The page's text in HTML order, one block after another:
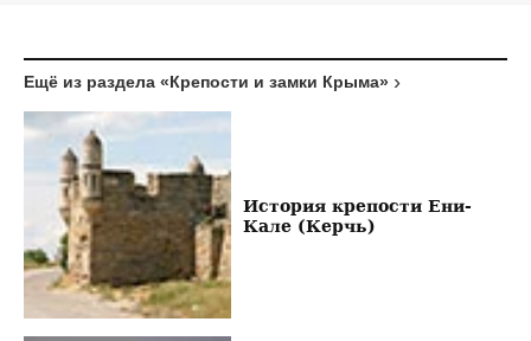
Ещё из раздела «Крепости и замки Крыма»
История крепости Ени-
Кале (Керчь)